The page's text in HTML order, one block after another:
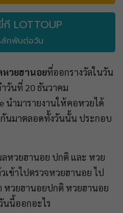
LOTTOUP
ลักพันต่อวัน
หวยฮานอยที่ออกรางวัลในวัน
วันที่ 20 ธันวาคม
นำมารายงานให้คอหวยได้
นมาตลอดทั้งวันนั้น ประกอบ
หวยฮานอย ปกติ และ หวย
ข้าไปตรวจหวยฮานอย ไป
หวยฮานอยปกติ หวยฮานอย
นนี้ออกอะไร